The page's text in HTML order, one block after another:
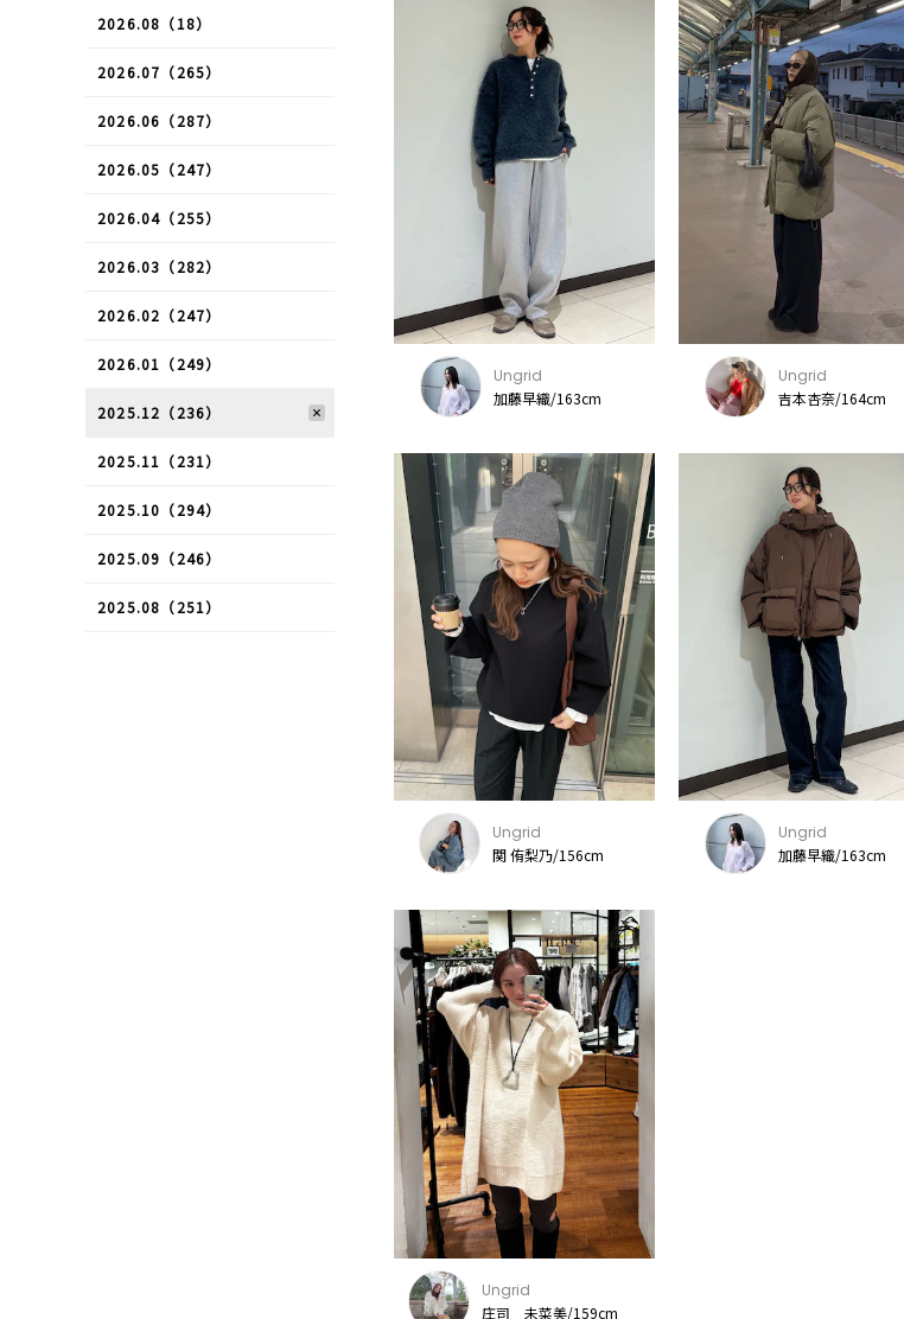
Ungrid
加藤早織/163cm
Ungrid
吉本杏奈/164cm
Ungrid
関 侑梨乃/156cm
Ungrid
加藤早織/163cm
Ungrid
庄司 未菜美/159cm
2026.08（18）
2026.07（265）
2026.06（287）
2026.05（247）
2026.04（255）
2026.03（282）
2026.02（247）
2026.01（249）
2025.12（236）
2025.11（231）
2025.10（294）
2025.09（246）
2025.08（251）